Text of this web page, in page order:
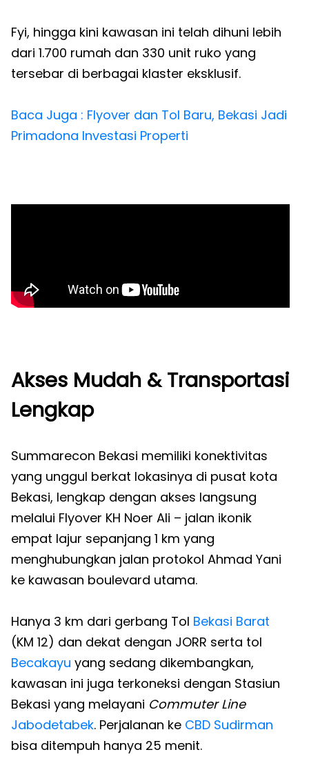
Fyi, hingga kini kawasan ini telah dihuni lebih
dari 1.700 rumah dan 330 unit ruko yang
tersebar di berbagai klaster eksklusif.
Baca Juga : Flyover dan Tol Baru, Bekasi Jadi
Primadona Investasi Properti
Akses Mudah & Transportasi
Lengkap
Summarecon Bekasi memiliki konektivitas
yang unggul berkat lokasinya di pusat kota
Bekasi, lengkap dengan akses langsung
melalui Flyover KH Noer Ali – jalan ikonik
empat lajur sepanjang 1 km yang
menghubungkan jalan protokol Ahmad Yani
ke kawasan boulevard utama.
Hanya 3 km dari gerbang Tol Bekasi Barat
(KM 12) dan dekat dengan JORR serta tol
Becakayu yang sedang dikembangkan,
kawasan ini juga terkoneksi dengan Stasiun
Bekasi yang melayani Commuter Line
Jabodetabek. Perjalanan ke CBD Sudirman
bisa ditempuh hanya 25 menit.